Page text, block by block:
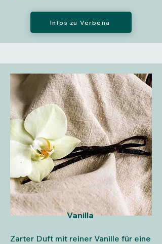
Infos zu Verbena
Vanilla
Zarter Duft mit reiner Vanille für eine